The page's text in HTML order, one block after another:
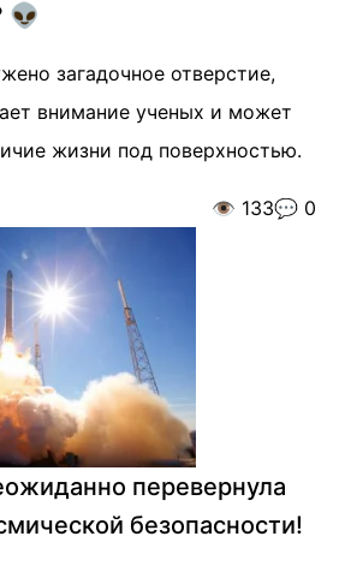
👽
загадочное отверстие,
внимание ученых и может
жизни под поверхностью.
👁️ 133💬 0
перевернула
безопасности!